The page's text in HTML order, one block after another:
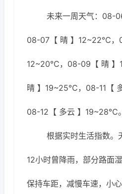
未来一周天气：08-
08-07【 晴 】12~22℃，
12~20℃，08-09【 晴
晴 】19~25℃，08-11【
08-12【 多云 】19~28℃。
根据实时生活指数。
12小时曾降雨，部分路面
保持车距，减慢车速，小